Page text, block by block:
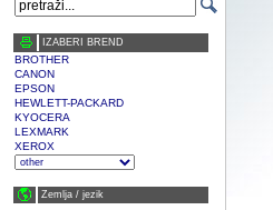
IZABERI BREND
BROTHER
CANON
EPSON
HEWLETT-PACKARD
KYOCERA
LEXMARK
XEROX
Zemlja / јezik